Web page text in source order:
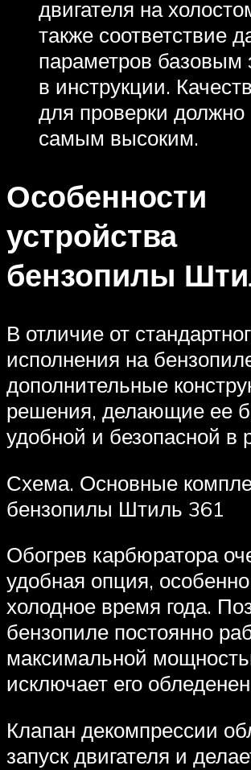
двигателя на
также соответствие
параметров базовым
в инструкции.
для проверки
самым высоким.
Особенности
устройства
бензопилы
В отличие от
исполнения на
дополнительные
решения, делающие ее
удобной и безопасной в
Схема. Основные
бензопилы Штиль 361
Обогрев карбюратора
удобная опция,
холодное время года.
бензопиле постоянно
максимальной
исключает его
Клапан декомпрессии
запуск двигателя и